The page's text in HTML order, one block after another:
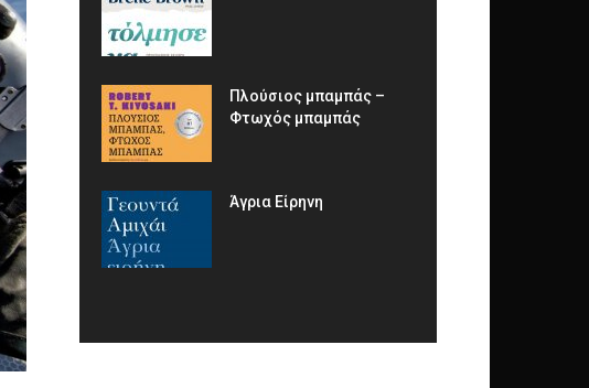
Πλούσιος μπαμπάς –
Φτωχός μπαμπάς
Άγρια Είρηνη